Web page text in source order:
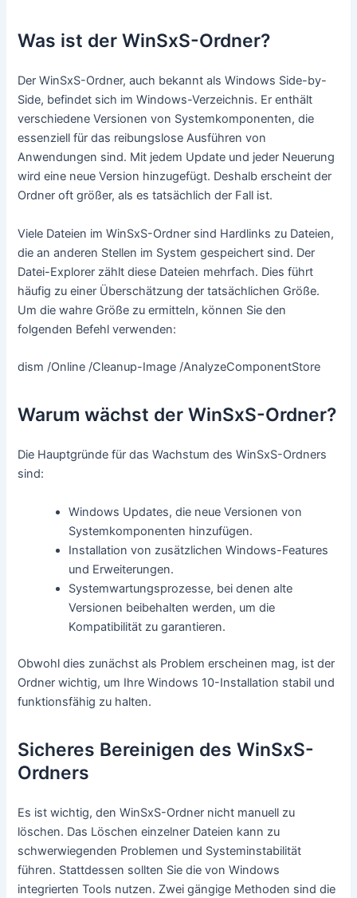
Was ist der WinSxS-Ordner?
Der WinSxS-Ordner, auch bekannt als Windows Side-by-
Side, befindet sich im Windows-Verzeichnis. Er enthält
verschiedene Versionen von Systemkomponenten, die
essenziell für das reibungslose Ausführen von
Anwendungen sind. Mit jedem Update und jeder Neuerung
wird eine neue Version hinzugefügt. Deshalb erscheint der
Ordner oft größer, als es tatsächlich der Fall ist.
Viele Dateien im WinSxS-Ordner sind Hardlinks zu Dateien,
die an anderen Stellen im System gespeichert sind. Der
Datei-Explorer zählt diese Dateien mehrfach. Dies führt
häufig zu einer Überschätzung der tatsächlichen Größe.
Um die wahre Größe zu ermitteln, können Sie den
folgenden Befehl verwenden:
dism /Online /Cleanup-Image /AnalyzeComponentStore
Warum wächst der WinSxS-Ordner?
Die Hauptgründe für das Wachstum des WinSxS-Ordners
sind:
Windows Updates, die neue Versionen von
Systemkomponenten hinzufügen.
Installation von zusätzlichen Windows-Features
und Erweiterungen.
Systemwartungsprozesse, bei denen alte
Versionen beibehalten werden, um die
Kompatibilität zu garantieren.
Obwohl dies zunächst als Problem erscheinen mag, ist der
Ordner wichtig, um Ihre Windows 10-Installation stabil und
funktionsfähig zu halten.
Sicheres Bereinigen des WinSxS-
Ordners
Es ist wichtig, den WinSxS-Ordner nicht manuell zu
löschen. Das Löschen einzelner Dateien kann zu
schwerwiegenden Problemen und Systeminstabilität
führen. Stattdessen sollten Sie die von Windows
integrierten Tools nutzen. Zwei gängige Methoden sind die